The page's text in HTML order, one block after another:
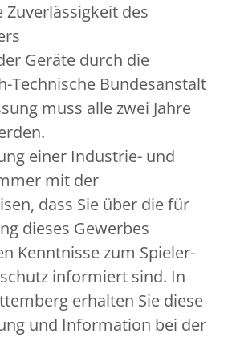
Zuverlässigkeit des
Geräte durch die
Technische Bundesanstalt
muss alle zwei Jahre
einer Industrie- und
mit der
dass Sie über die für
dieses Gewerbes
Kenntnisse zum Spieler-
informiert sind. In
erhalten Sie diese
und Information bei der